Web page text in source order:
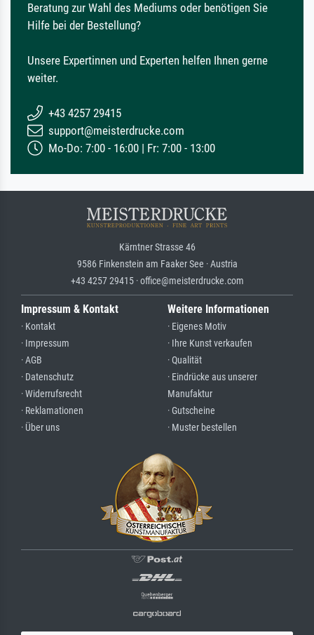
Beratung zur Wahl des Mediums oder benötigen Sie
Hilfe bei der Bestellung?
Unsere Expertinnen und Experten helfen Ihnen gerne
weiter.
+43 4257 29415
support@meisterdrucke.com
Mo-Do: 7:00 - 16:00 | Fr: 7:00 - 13:00
Kärntner Strasse 46
9586 Finkenstein am Faaker See · Austria
+43 4257 29415 · office@meisterdrucke.com
Impressum & Kontakt
· Kontakt
· Impressum
· AGB
· Datenschutz
· Widerrufsrecht
· Reklamationen
· Über uns
Weitere Informationen
· Eigenes Motiv
· Ihre Kunst verkaufen
· Qualität
· Eindrücke aus unserer
Manufaktur
· Gutscheine
· Muster bestellen